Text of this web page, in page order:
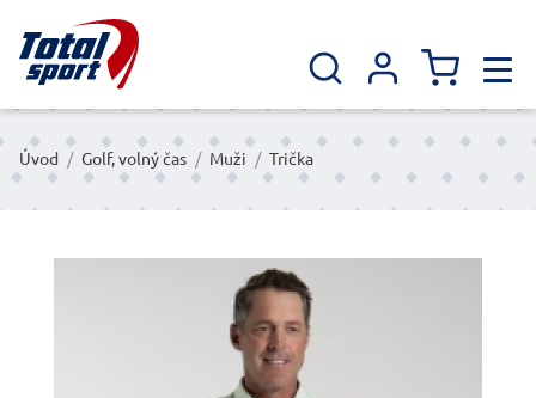
Úvod / Golf, volný čas / Muži / Trička